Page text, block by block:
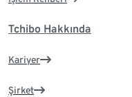
Tchibo Hakkında
Kariyer
Şirket